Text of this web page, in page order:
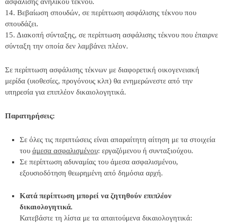
14. Βεβαίωση σπουδών, σε περίπτωση ασφάλισης τέκνου που
σπουδάζει.
15. Διακοπή σύνταξης, σε περίπτωση ασφάλισης τέκνου που έπαιρνε
σύνταξη την οποία δεν λαμβάνει πλέον.
Σε περίπτωση ασφάλισης τέκνων με διαφορετική οικογενειακή
μερίδα (υιοθεσίες, προγόνους κλπ) θα ενημερώνεστε από την
υπηρεσία για επιπλέον δικαιολογητικά.
Παρατηρήσεις:
Σε όλες τις περιπτώσεις είναι απαραίτητη αίτηση με τα στοιχεία
του άμεσα ασφαλισμένου: εργαζόμενου ή συνταξιούχου.
Σε περίπτωση αδυναμίας του άμεσα ασφαλισμένου,
εξουσιοδότηση θεωρημένη από δημόσια αρχή.
Κατά περίπτωση μπορεί να ζητηθούν επιπλέον
δικαιολογητικά.
Κατεβάστε τη λίστα με τα απαιτούμενα δικαιολογητικά: